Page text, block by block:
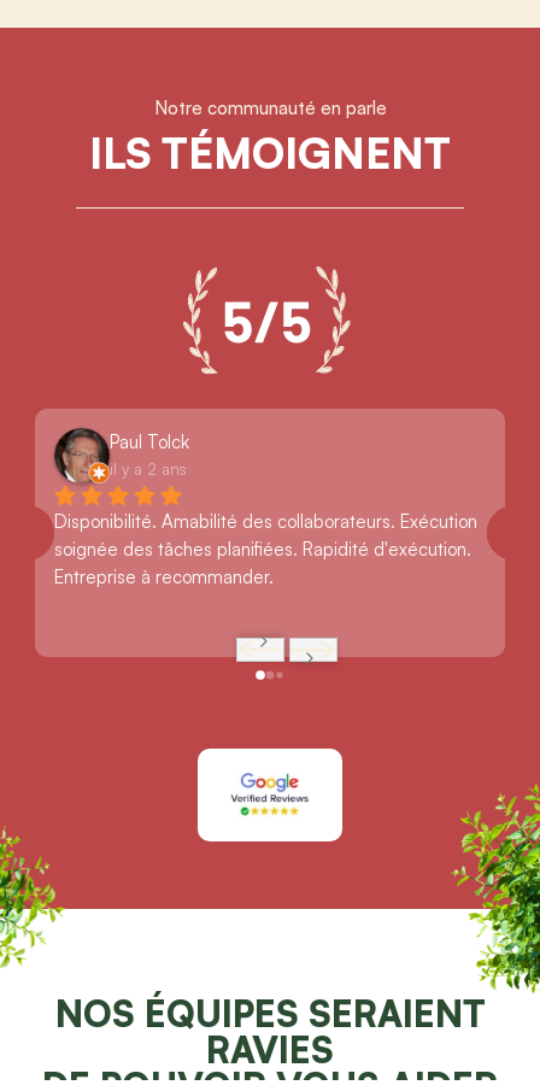
Notre communauté en parle
ILS TÉMOIGNENT
Paul Tolck
il y a 2 ans
Disponibilité. Amabilité des collaborateurs. Exécution
soignée des tâches planifiées. Rapidité d'exécution.
Entreprise à recommander.
NOS ÉQUIPES SERAIENT
RAVIES